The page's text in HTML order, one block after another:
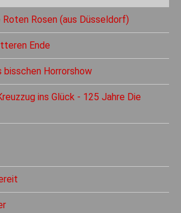
Roten Rosen (aus Düsseldorf)
Ende
bisschen Horrorshow
ins Glück - 125 Jahre Die